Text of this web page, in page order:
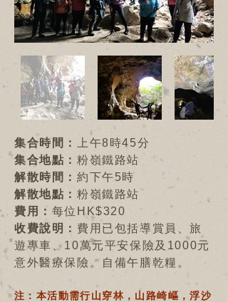
集合時間：
上午8時45分
集合地點： 粉嶺鐵路站
解散時間： 約下午5時
解散地點： 粉嶺鐵路站
費用： 每位HK$320
收費說明： 費用已包括導賞員、旅
遊專車、10萬元平安保險及1000元
意外醫療保險。自備午膳乾糧。
注：本活動需行山穿林，山路崎嶇，浮沙